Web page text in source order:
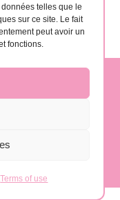
telles que le
sur ce site. Le fait
peut avoir un
fonctions.
Terms of use